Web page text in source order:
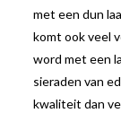
met een dun
komt ook veel
word met een
sieraden van
kwaliteit dan